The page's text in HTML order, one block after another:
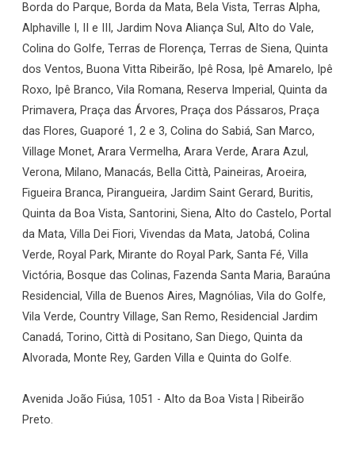
Borda do Parque, Borda da Mata, Bela Vista, Terras Alpha,
Alphaville I, II e III, Jardim Nova Aliança Sul, Alto do Vale,
Colina do Golfe, Terras de Florença, Terras de Siena, Quinta
dos Ventos, Buona Vitta Ribeirão, Ipê Rosa, Ipê Amarelo, Ipê
Roxo, Ipê Branco, Vila Romana, Reserva Imperial, Quinta da
Primavera, Praça das Árvores, Praça dos Pássaros, Praça
das Flores, Guaporé 1, 2 e 3, Colina do Sabiá, San Marco,
Village Monet, Arara Vermelha, Arara Verde, Arara Azul,
Verona, Milano, Manacás, Bella Città, Paineiras, Aroeira,
Figueira Branca, Pirangueira, Jardim Saint Gerard, Buritis,
Quinta da Boa Vista, Santorini, Siena, Alto do Castelo, Portal
da Mata, Villa Dei Fiori, Vivendas da Mata, Jatobá, Colina
Verde, Royal Park, Mirante do Royal Park, Santa Fé, Villa
Victória, Bosque das Colinas, Fazenda Santa Maria, Baraúna
Residencial, Villa de Buenos Aires, Magnólias, Vila do Golfe,
Vila Verde, Country Village, San Remo, Residencial Jardim
Canadá, Torino, Città di Positano, San Diego, Quinta da
Alvorada, Monte Rey, Garden Villa e Quinta do Golfe.
Avenida João Fiúsa, 1051 - Alto da Boa Vista | Ribeirão
Preto.